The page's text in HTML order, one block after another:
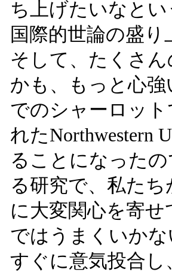
ち上げたいなと
国際的世論の盛
そして、たくさ
かも、もっと心
でのシャーロッ
れたNorthwestern
ることになった
る研究で、私た
に大変関心を寄
ではうまくいか
すぐに意気投合